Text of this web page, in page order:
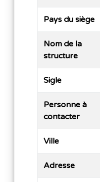
Pays du siège
Nom de la
structure
Sigle
Personne à
contacter
Ville
Adresse